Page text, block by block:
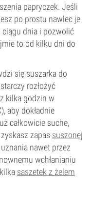
papryczek. Jeśli
po prostu nawlec je
ciągu dnia i pozwolić
to od kilku dni do
się suszarka do
rozłożyć
kilka godzin w
aby dokładnie
całkowicie suche,
zapas suszonej
nawet przez
wchłanianiu
saszetek z żelem